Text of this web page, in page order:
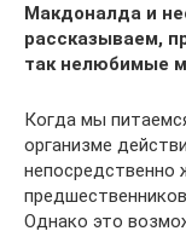
Макдоналда и
рассказываем,
так нелюбимые
Когда мы
организме
непосредственно
Однако это